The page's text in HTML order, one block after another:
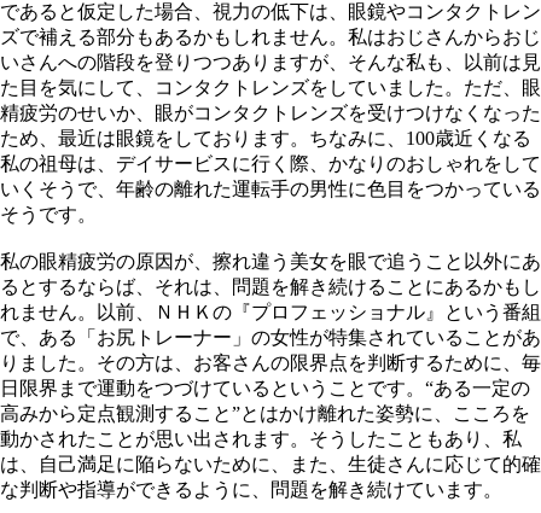
であると仮定した場合、視力の低下は、眼鏡やコンタクトレン
ズで補える部分もあるかもしれません。私はおじさんからおじ
いさんへの階段を登りつつありますが、そんな私も、以前は見
た目を気にして、コンタクトレンズをしていました。ただ、眼
精疲労のせいか、眼がコンタクトレンズを受けつけなくなった
ため、最近は眼鏡をしております。ちなみに、100歳近くなる
私の祖母は、デイサービスに行く際、かなりのおしゃれをして
いくそうで、年齢の離れた運転手の男性に色目をつかっている
そうです。
私の眼精疲労の原因が、擦れ違う美女を眼で追うこと以外にあ
るとするならば、それは、問題を解き続けることにあるかもし
れません。以前、ＮＨＫの『プロフェッショナル』という番組
で、ある「お尻トレーナー」の女性が特集されていることがあ
りました。その方は、お客さんの限界点を判断するために、毎
日限界まで運動をつづけているということです。“ある一定の
高みから定点観測すること”とはかけ離れた姿勢に、こころを
動かされたことが思い出されます。そうしたこともあり、私
は、自己満足に陥らないために、また、生徒さんに応じて的確
な判断や指導ができるように、問題を解き続けています。